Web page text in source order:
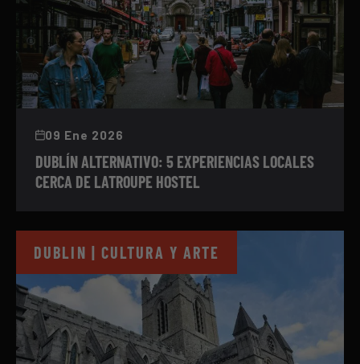
09 Ene 2026
DUBLÍN ALTERNATIVO: 5 EXPERIENCIAS LOCALES
CERCA DE LATROUPE HOSTEL
DUBLIN | CULTURA Y ARTE